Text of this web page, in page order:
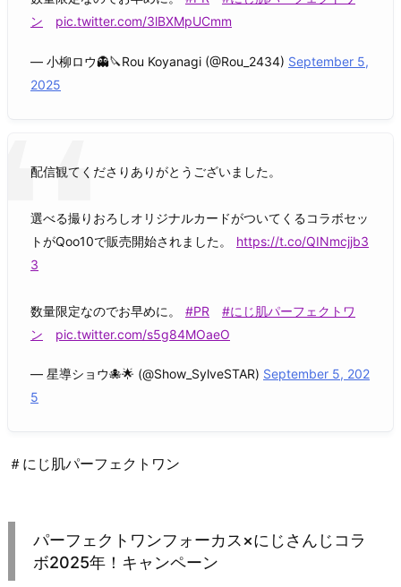
ン
pic.twitter.com/3lBXMpUCmm
— 小柳ロウ👻🔪Rou Koyanagi (@Rou_2434) September 5,
2025
配信観てくださりありがとうございました。
選べる撮りおろしオリジナルカードがついてくるコラボセッ
トがQoo10で販売開始されました。
https://t.co/QINmcjjb3
3
数量限定なのでお早めに。 #PR
#にじ肌パーフェクトワ
ン
pic.twitter.com/s5g84MOaeO
— 星導ショウ🐙🌟 (@Show_SylveSTAR) September 5, 202
5
＃にじ肌パーフェクトワン
パーフェクトワンフォーカス×にじさんじコラ
ボ2025年！キャンペーン